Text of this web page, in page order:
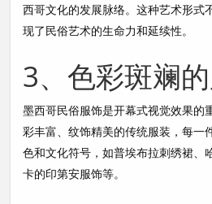
西哥文化的发展脉络。这种艺术形式
现了民俗艺术的生命力和延续性。
3、色彩斑斓
墨西哥民俗服饰是开幕式视觉效果的
彩丰富、纹饰精美的传统服装，每一
色和文化符号，如普埃布拉刺绣裙、
卡的印第安服饰等。